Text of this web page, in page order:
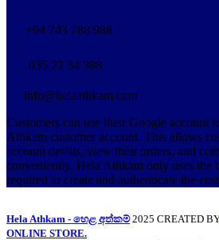
+94 743 788 988
035 22 34 988
info@helaathkam.com
Customers can use their Google account
Athkam customer account. This allows
account details, view their orders, and
conveniently. Hela Athkam only uses the
required to create and authenticate the
Hela Athkam - හෙළ අත්කම් 2025 CREATED
ONLINE STORE.